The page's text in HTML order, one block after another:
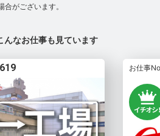
がございます。
んなお仕事も見ています
お仕事